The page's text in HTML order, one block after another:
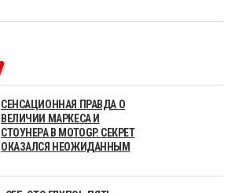
СЕНСАЦИОННАЯ ПРАВДА О
ВЕЛИЧИИ МАРКЕСА И
СТОУНЕРА В MOTOGP. СЕКРЕТ
ОКАЗАЛСЯ НЕОЖИДАННЫМ